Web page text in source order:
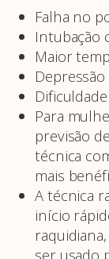
Falha no
Intubação
Maior
Para
previsão
técnica
mais
A técnica
início
ser usado